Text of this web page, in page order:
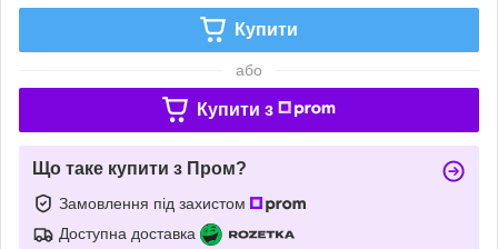
Купити
або
Купити з
Що таке купити з Пром?
Замовлення під захистом
Доступна доставка